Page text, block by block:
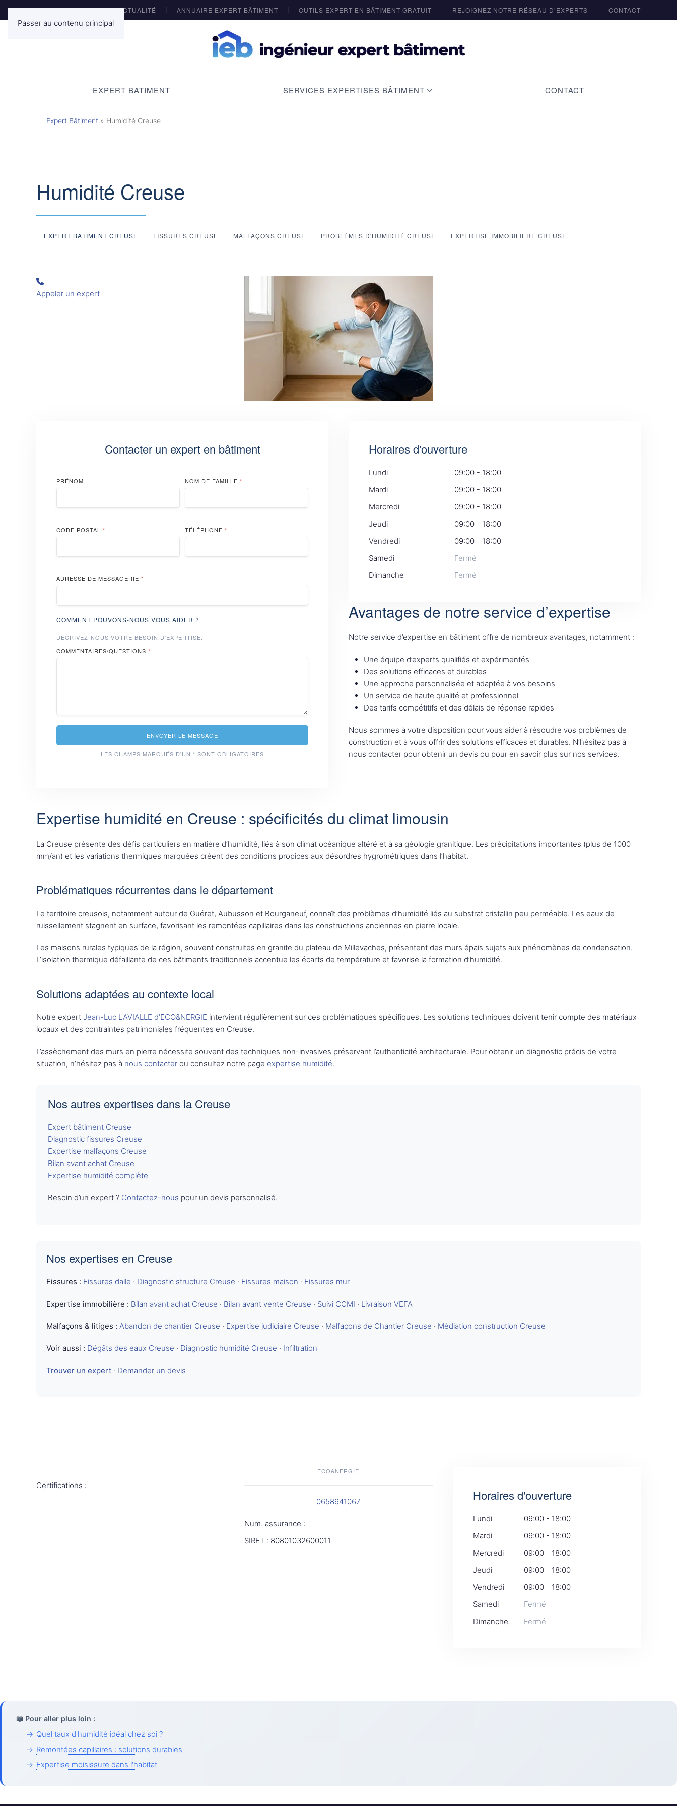
Passer au contenu principal
ACTUALITÉ ANNUAIRE EXPERT BÂTIMENT OUTILS EXPERT EN BÂTIMENT GRATUIT REJOIGNEZ NOTRE RÉSEAU D’EXPERTS CONTACT
EXPERT BATIMENT SERVICES EXPERTISES BÂTIMENT CONTACT
Expert Bâtiment » Humidité Creuse
Humidité Creuse
EXPERT BÂTIMENT CREUSE FISSURES CREUSE MALFAÇONS CREUSE PROBLÉMES D'HUMIDITÉ CREUSE EXPERTISE IMMOBILIÈRE CREUSE
Appeler un expert
Contacter un expert en bâtiment
PRÉNOM NOM DE FAMILLE *
CODE POSTAL * TÉLÉPHONE *
ADRESSE DE MESSAGERIE *
COMMENT POUVONS-NOUS VOUS AIDER ?
DÉCRIVEZ-NOUS VOTRE BESOIN D'EXPERTISE.
COMMENTAIRES/QUESTIONS *
ENVOYER LE MESSAGE
LES CHAMPS MARQUÉS D'UN * SONT OBLIGATOIRES
Horaires d'ouverture
Lundi
09:00 - 18:00
Mardi
09:00 - 18:00
Mercredi
09:00 - 18:00
Jeudi
09:00 - 18:00
Vendredi
09:00 - 18:00
Samedi
Fermé
Dimanche
Fermé
Avantages de notre service d’expertise
Notre service d’expertise en bâtiment offre de nombreux avantages, notamment :
Une équipe d’experts qualifiés et expérimentés
Des solutions efficaces et durables
Une approche personnalisée et adaptée à vos besoins
Un service de haute qualité et professionnel
Des tarifs compétitifs et des délais de réponse rapides
Nous sommes à votre disposition pour vous aider à résoudre vos problèmes de
construction et à vous offrir des solutions efficaces et durables. N’hésitez pas à
nous contacter pour obtenir un devis ou pour en savoir plus sur nos services.
Expertise humidité en Creuse : spécificités du climat limousin
La Creuse présente des défis particuliers en matière d’humidité, liés à son climat océanique altéré et à sa géologie granitique. Les précipitations importantes (plus de 1000
mm/an) et les variations thermiques marquées créent des conditions propices aux désordres hygrométriques dans l’habitat.
Problématiques récurrentes dans le département
Le territoire creusois, notamment autour de Guéret, Aubusson et Bourganeuf, connaît des problèmes d’humidité liés au substrat cristallin peu perméable. Les eaux de
ruissellement stagnent en surface, favorisant les remontées capillaires dans les constructions anciennes en pierre locale.
Les maisons rurales typiques de la région, souvent construites en granite du plateau de Millevaches, présentent des murs épais sujets aux phénomènes de condensation.
L’isolation thermique défaillante de ces bâtiments traditionnels accentue les écarts de température et favorise la formation d’humidité.
Solutions adaptées au contexte local
Notre expert Jean-Luc LAVIALLE d’ECO&NERGIE intervient régulièrement sur ces problématiques spécifiques. Les solutions techniques doivent tenir compte des matériaux
locaux et des contraintes patrimoniales fréquentes en Creuse.
L’assèchement des murs en pierre nécessite souvent des techniques non-invasives préservant l’authenticité architecturale. Pour obtenir un diagnostic précis de votre
situation, n’hésitez pas à nous contacter ou consultez notre page expertise humidité.
Nos autres expertises dans la Creuse
Expert bâtiment Creuse
Diagnostic fissures Creuse
Expertise malfaçons Creuse
Bilan avant achat Creuse
Expertise humidité complète
Besoin d’un expert ? Contactez-nous pour un devis personnalisé.
Nos expertises en Creuse
Fissures : Fissures dalle · Diagnostic structure Creuse · Fissures maison · Fissures mur
Expertise immobilière : Bilan avant achat Creuse · Bilan avant vente Creuse · Suivi CCMI · Livraison VEFA
Malfaçons & litiges : Abandon de chantier Creuse · Expertise judiciaire Creuse · Malfaçons de Chantier Creuse · Médiation construction Creuse
Voir aussi : Dégâts des eaux Creuse · Diagnostic humidité Creuse · Infiltration
Trouver un expert · Demander un devis
Certifications :
ECO&NERGIE
0658941067
Num. assurance :
SIRET : 80801032600011
Horaires d'ouverture
Lundi
09:00 - 18:00
Mardi
09:00 - 18:00
Mercredi
09:00 - 18:00
Jeudi
09:00 - 18:00
Vendredi
09:00 - 18:00
Samedi
Fermé
Dimanche
Fermé
📖 Pour aller plus loin :
→ Quel taux d'humidité idéal chez soi ?
→ Remontées capillaires : solutions durables
→ Expertise moisissure dans l'habitat